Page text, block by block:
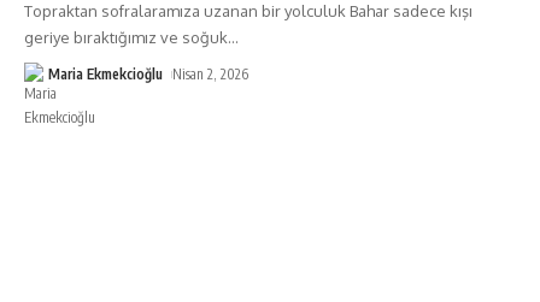
Topraktan sofralaramıza uzanan bir yolculuk Bahar sadece kışı
geriye bıraktığımız ve soğuk…
Maria Ekmekcioğlu Nisan 2, 2026